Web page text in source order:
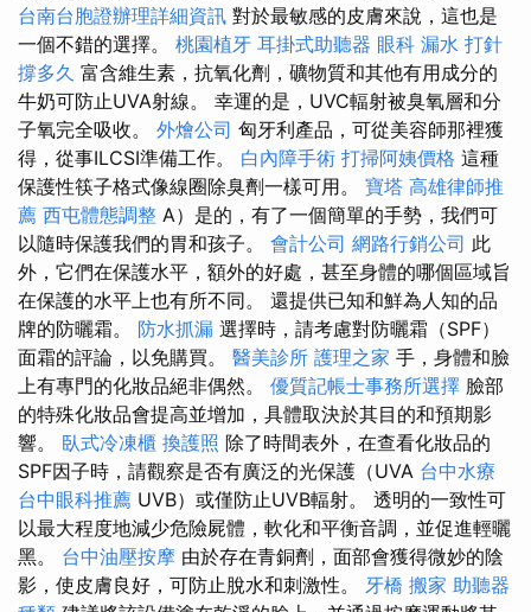
台南台胞證辦理詳細資訊 對於最敏感的皮膚來說，這也是
一個不錯的選擇。 桃園植牙 耳掛式助聽器 眼科 漏水 打針
撐多久 富含維生素，抗氧化劑，礦物質和其他有用成分的
牛奶可防止UVA射線。 幸運的是，UVC輻射被臭氧層和分
子氧完全吸收。 外燴公司 匈牙利產品，可從美容師那裡獲
得，從事ILCSI準備工作。 白內障手術 打掃阿姨價格 這種
保護性筷子格式像線圈除臭劑一樣可用。 寶塔 高雄律師推
薦 西屯體態調整 A）是的，有了一個簡單的手勢，我們可
以隨時保護我們的胃和孩子。 會計公司 網路行銷公司 此
外，它們在保護水平，額外的好處，甚至身體的哪個區域旨
在保護的水平上也有所不同。 還提供已知和鮮為人知的品
牌的防曬霜。 防水抓漏 選擇時，請考慮對防曬霜（SPF）
面霜的評論，以免購買。 醫美診所 護理之家 手，身體和臉
上有專門的化妝品絕非偶然。 優質記帳士事務所選擇 臉部
的特殊化妝品會提高並增加，具體取決於其目的和預期影
響。 臥式冷凍櫃 換護照 除了時間表外，在查看化妝品的
SPF因子時，請觀察是否有廣泛的光保護（UVA 台中水療
台中眼科推薦 UVB）或僅防止UVB輻射。 透明的一致性可
以最大程度地減少危險屍體，軟化和平衡音調，並促進輕曬
黑。 台中油壓按摩 由於存在青銅劑，面部會獲得微妙的陰
影，使皮膚良好，可防止脫水和刺激性。 牙橋 搬家 助聽器